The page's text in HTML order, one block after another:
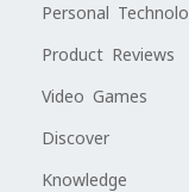
Personal
Product Reviews
Video Games
Discover
Knowledge